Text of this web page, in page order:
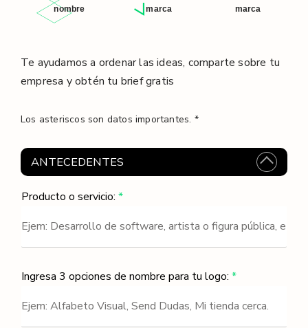
nombre
marca
marca
Te ayudamos a ordenar las ideas, comparte sobre tu
empresa y obtén tu brief gratis
Los asteriscos son datos importantes. *
ANTECEDENTES
Producto o servicio: *
Ingresa 3 opciones de nombre para tu logo: *